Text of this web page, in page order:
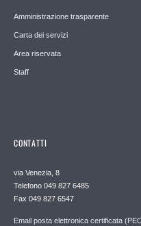
Amministrazione trasparente
Carta dei servizi
Area riservata
Staff
CONTATTI
via Venezia, 8
Telefono 049 827 6485
Fax 049 827 6547
Email posta elettronica certificata